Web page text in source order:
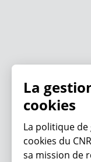
La
cookies
La politique
cookies du
sa mission de